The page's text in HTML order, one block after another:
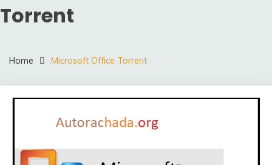
Torrent
Home Microsoft Office Torrent